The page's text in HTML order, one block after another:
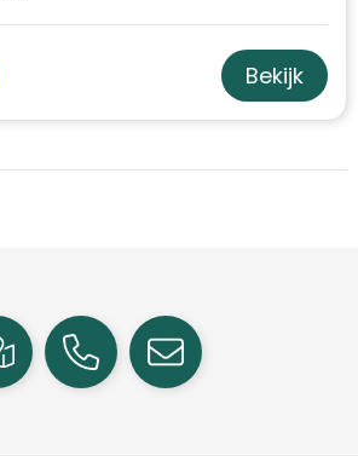
Bekijk